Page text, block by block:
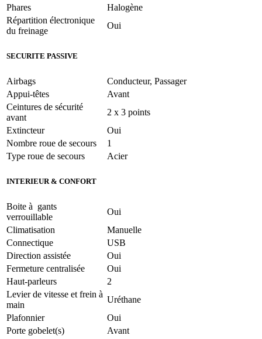
Phares
Halogène
Répartition électronique
du freinage
Oui
SECURITE PASSIVE
Airbags
Conducteur, Passager
Appui-têtes
Avant
Ceintures de sécurité
avant
2 x 3 points
Extincteur
Oui
Nombre roue de secours
1
Type roue de secours
Acier
INTERIEUR & CONFORT
Boite à gants
verrouillable
Oui
Climatisation
Manuelle
Connectique
USB
Direction assistée
Oui
Fermeture centralisée
Oui
Haut-parleurs
2
Levier de vitesse et frein à
main
Uréthane
Plafonnier
Oui
Porte gobelet(s)
Avant